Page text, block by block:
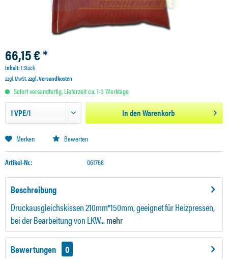
66,15 € *
Inhalt:1 Stück
zzgl. MwSt.zzgl. Versandkosten
Sofort versandfertig, Lieferzeit ca. 1-3 Werktage
In denWarenkorb
Merken Bewerten
Artikel-Nr.: 061768
Beschreibung
Druckausgleichskissen 210mm*150mm, geeignet für Heizpressen,
bei der Bearbeitung von LKW...mehr
Bewertungen
0